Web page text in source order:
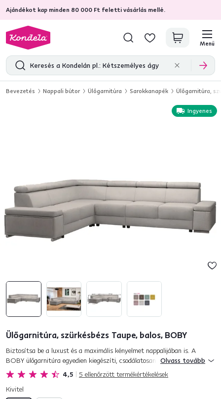
Ajándékot kap minden 80 000 Ft feletti vásárlás mellé.
4,7 31 375 ellenőrzött termékértékelések
Menü
Bevezetés Nappali bútor Ülőgarnitúra Sarokkanapék Ülőgarnitúra,
Ingyenes
Ülőgarnitúra, szürkésbézs Taupe, balos, BOBY
4,5 5 ellenőrzött termékértékelések
Biztosítsa be a luxust és a maximális kényelmet nappalijában is. A
BOBY ülőgarnitúra egyedien kiegészíti, csodálatosan formálja és
beragyogja otthonát. Soro szövettel kárpitozott szürkésbézs TAUPE...
Olvass tovább
Kivitel